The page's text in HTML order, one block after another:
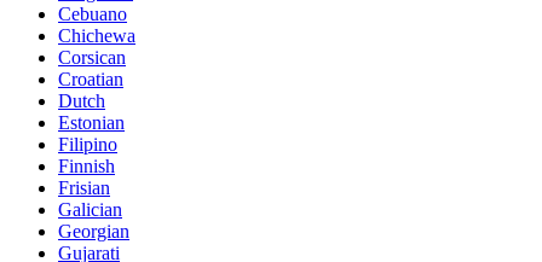
Cebuano
Chichewa
Corsican
Croatian
Dutch
Estonian
Filipino
Finnish
Frisian
Galician
Georgian
Gujarati